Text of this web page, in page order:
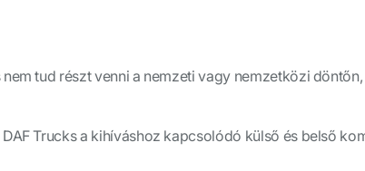
tud részt venni a nemzeti vagy nemzetközi
Trucks a kihíváshoz kapcsolódó külső és belső